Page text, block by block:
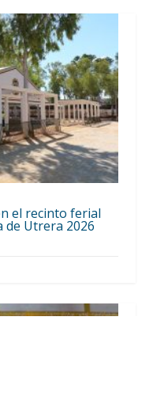
el recinto ferial
de Utrera 2026